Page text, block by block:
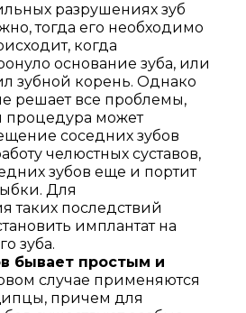
разрушениях зуб
тогда его необходимо
когда
основание зуба, или
зубной корень. Однако
решает все проблемы,
процедура может
соседних зубов
челюстных суставов,
зубов еще и портит
Для
таких последствий
имплантат на
зуба.
бывает простым и
случае применяются
причем для